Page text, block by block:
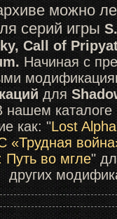
можно
серий игры
Call of
Начиная с
для
как: "Lost Alpha
«Трудная
Путь во мгле"
других